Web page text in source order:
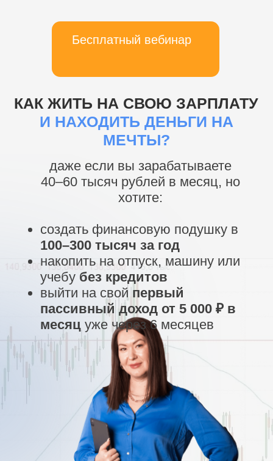
КАК ЖИТЬ НА СВОЮ ЗАРПЛАТУ
МЕЧТЫ?
БЕСПЛАТНЫЙ ВЕБИНАР В 11:00 ПО МСК
Бесплатный вебинар
Елена Назарова— эксперт с 10-
летним опытом, которая помогла
тысячам людей достичь финансовой
стабильности
даже если вы зарабатываете
40–60 тысяч рублей в месяц, но
хотите:
создать финансовую подушку в
100–300 тысяч за год
накопить на отпуск, машину или
без кредитов
месяцуже через 6 месяцев